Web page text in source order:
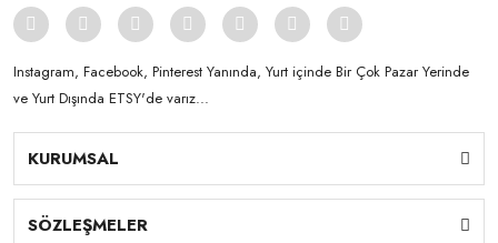
Instagram, Facebook, Pinterest Yanında, Yurt içinde Bir Çok Pazar Yerinde
ve Yurt Dışında ETSY'de varız...
KURUMSAL
SÖZLEŞMELER